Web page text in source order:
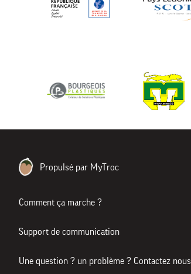
Propulsé par MyTroc
Comment ça marche ?
Support de communication
Une question ? un problème ? Contactez nous